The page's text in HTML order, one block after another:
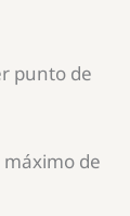
punto de
de